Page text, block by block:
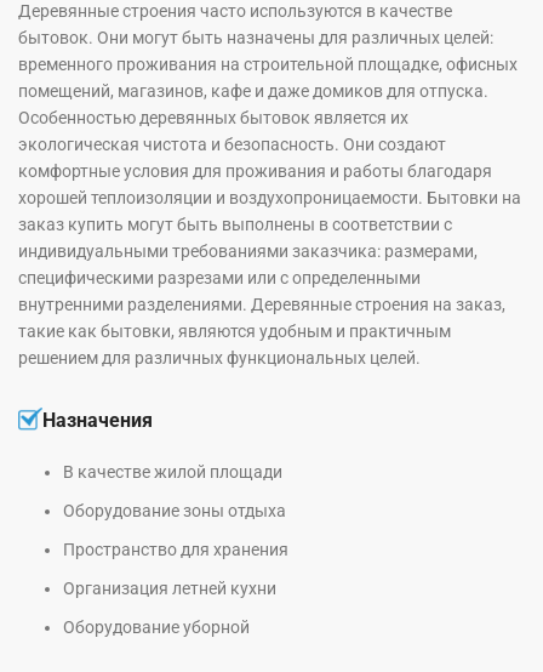
Деревянные строения часто используются в качестве
бытовок. Они могут быть назначены для различных целей:
временного проживания на строительной площадке, офисных
помещений, магазинов, кафе и даже домиков для отпуска.
Особенностью деревянных бытовок является их
экологическая чистота и безопасность. Они создают
комфортные условия для проживания и работы благодаря
хорошей теплоизоляции и воздухопроницаемости. Бытовки на
заказ купить могут быть выполнены в соответствии с
индивидуальными требованиями заказчика: размерами,
специфическими разрезами или с определенными
внутренними разделениями. Деревянные строения на заказ,
такие как бытовки, являются удобным и практичным
решением для различных функциональных целей.
Назначения
В качестве жилой площади
Оборудование зоны отдыха
Пространство для хранения
Организация летней кухни
Оборудование уборной